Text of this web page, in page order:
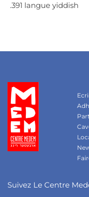
.391 langue yiddish
Suivez Le Centre